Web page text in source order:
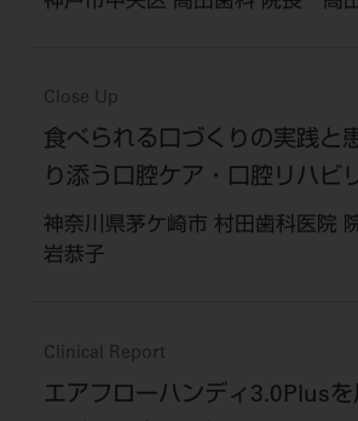
Close Up
食べられる口づくりの実践と
り添う口腔ケア・口腔リハビ
神奈川県茅ケ崎市 村田歯科医院
岩恭子
Clinical Report
エアフローハンディ3.0Plusを